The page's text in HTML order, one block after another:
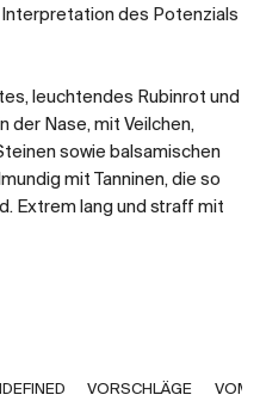
Interpretation des Potenzials
leuchtendes Rubinrot und
der Nase, mit Veilchen,
sowie balsamischen
mit Tanninen, die so
Extrem lang und straff mit
VORSCHLÄGE VOM